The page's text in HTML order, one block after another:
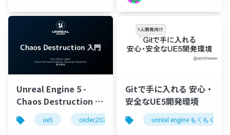
Unreal Engine 5 -
Chaos Destruction 入
門【CEDEC 2022】
ue5 cedec2022 ue-physics
Gitで手に入れる 安心・
安全なUE5開発環境
unreal engine もくもく会 in